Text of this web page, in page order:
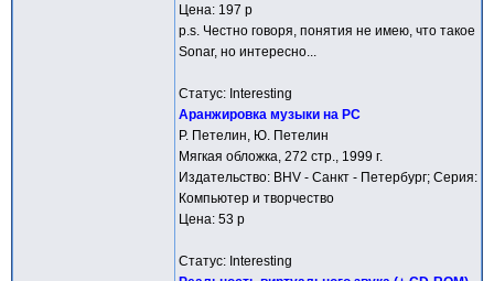
Цена: 197 р
p.s. Честно говоря, понятия не имею, что такое
Sonar, но интересно...
Статус: Interesting
Аранжировка музыки на РС
Р. Петелин, Ю. Петелин
Мягкая обложка, 272 стр., 1999 г.
Издательство: BHV - Санкт - Петербург; Серия:
Компьютер и творчество
Цена: 53 р
Статус: Interesting